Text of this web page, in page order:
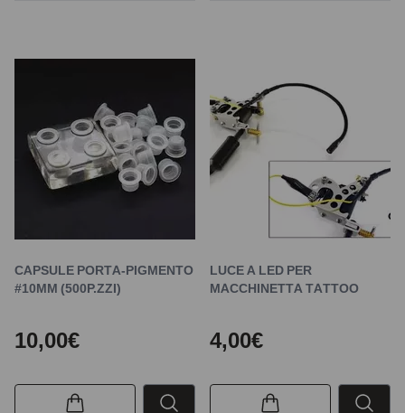
CAPSULE PORTA-PIGMENTO
#10MM (500P.ZZI)
10,00€
LUCE A LED PER
MACCHINETTA TATTOO
4,00€